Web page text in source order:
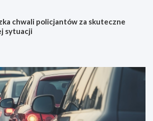
chwali policjantów za skuteczne
sytuacji